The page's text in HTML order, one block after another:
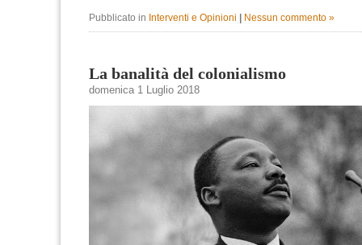
Pubblicato in Interventi e Opinioni Nessun commento »
La banalità del colonialismo
domenica 1 Luglio 2018